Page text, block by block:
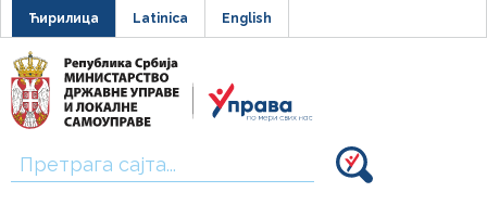
Ћирилица Latinica English
Тражи: